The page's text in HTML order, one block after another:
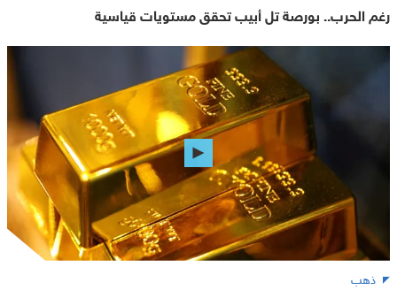
رغم الحرب.. بورصة تل أبيب تحقق مستويات قياسية
ذهب